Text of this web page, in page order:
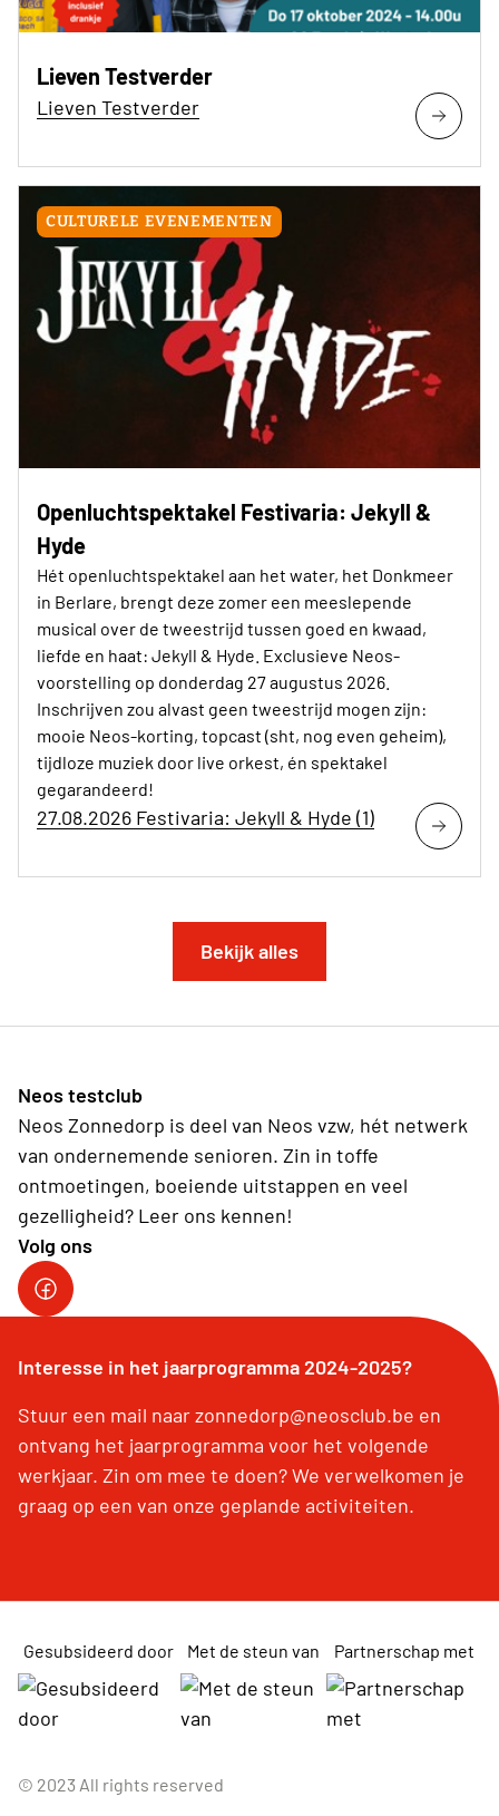
Lieven Testverder
Lieven Testverder
CULTURELE EVENEMENTEN
Openluchtspektakel Festivaria: Jekyll &
Hyde
Hét openluchtspektakel aan het water, het Donkmeer
in Berlare, brengt deze zomer een meeslepende
musical over de tweestrijd tussen goed en kwaad,
liefde en haat: Jekyll & Hyde. Exclusieve Neos-
voorstelling op donderdag 27 augustus 2026.
Inschrijven zou alvast geen tweestrijd mogen zijn:
mooie Neos-korting, topcast (sht, nog even geheim),
tijdloze muziek door live orkest, én spektakel
gegarandeerd!
27.08.2026 Festivaria: Jekyll & Hyde (1)
Bekijk alles
Neos testclub
Neos Zonnedorp is deel van Neos vzw, hét netwerk
van ondernemende senioren. Zin in toffe
ontmoetingen, boeiende uitstappen en veel
gezelligheid? Leer ons kennen!
Volg ons
Interesse in het jaarprogramma 2024-2025?
Stuur een mail naar zonnedorp@neosclub.be en
ontvang het jaarprogramma voor het volgende
werkjaar. Zin om mee te doen? We verwelkomen je
graag op een van onze geplande activiteiten.
Gesubsideerd door Met de steun van Partnerschap met
© 2023 All rights reserved